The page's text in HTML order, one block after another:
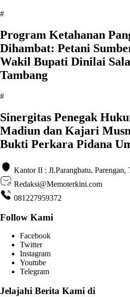
#
Program Ketahanan
Dihambat: Petani
Wakil Bupati Dinilai
Tambang
#
Sinergitas Penegak
Madiun dan Kajari
Bukti Perkara Pidana
Kantor II : Jl.Parangbatu, Parengan,
Redaksi@Memoterkini.com
081227959372
Follow Kami
Facebook
Twitter
Instagram
Youtube
Telegram
Jelajahi Berita Kami di